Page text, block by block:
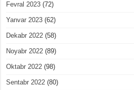
Fevral 2023 (72)
Yanvar 2023 (62)
Dekabr 2022 (58)
Noyabr 2022 (89)
Oktabr 2022 (98)
Sentabr 2022 (80)